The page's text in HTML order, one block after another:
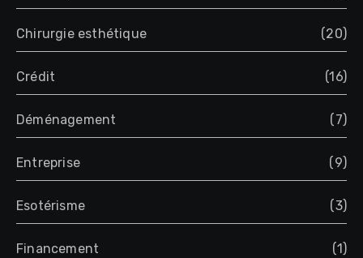
Chirurgie esthétique (20)
Crédit (16)
Déménagement (7)
Entreprise (9)
Esotérisme (3)
Financement (1)